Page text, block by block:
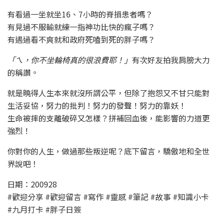
有看過一坐就坐16、7小時的脊損患者嗎？
有見過不服輸就練一指神功比快的瘋子嗎？
有遇過看不爽就和政府死嗑到死的胖子嗎？
「ㄟ，你不坐輪椅真的很浪費耶！」 有次好友拍我肩膀大力
的稱讚。
就是曉得人生本來就沒所謂公平，但除了抱怨又不甘只能對
生活妥協，努力的批判！努力的發聲！努力的靠妖！
生命被摔的支離破碎又怎樣？拼補回血後，能影響的力道更
強烈！
你對你的人生，做過那些叛逆呢？底下留言，驕傲地和全世
界說吧！
日期：200928
#歡迎分享 #歡迎留言 #寫作 #靈感 #筆記 #故事 #知識小卡
#九月打卡 #胖子日簽